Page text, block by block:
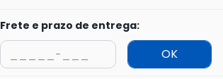
Frete e prazo de entrega:
OK